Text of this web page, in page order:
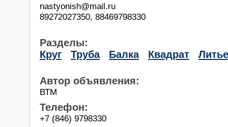
nastyonish@mail.ru
89272027350, 88469798330
Разделы:
Круг
Труба Балка Квадрат Литье
Автор объявления:
ВТМ
Телефон:
+7 (846) 9798330